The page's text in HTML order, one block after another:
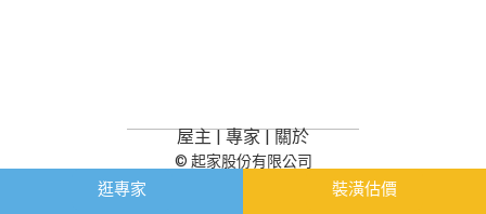
屋主|專家|關於
© 起家股份有限公司
逛專家 裝潢估價